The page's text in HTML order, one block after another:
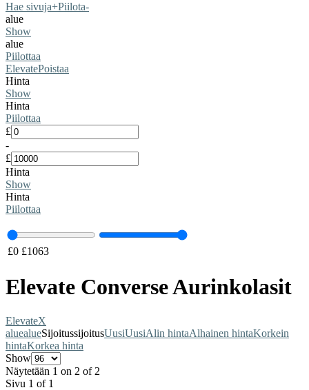
Hae sivuja+Piilota-
alue
Show
alue
Piilottaa
ElevatePoistaa
Hinta
Show
Hinta
Piilottaa
£
-
£
Hinta
Show
Hinta
Piilottaa
£0 £1063
Elevate Converse Aurinkolasit
ElevateX
aluealueSijoitussijoitusUusiUusiAlin hintaAlhainen hintaKorkein
hintaKorkea hinta
Show
Näytetään 1 on 2 of 2
Sivu 1 of 1